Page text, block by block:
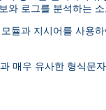
와 로그를 분석하는
듈과 지시어를 사용
매우 유사한 형식문